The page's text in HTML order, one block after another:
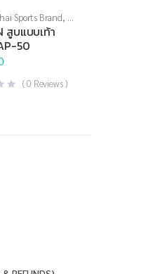
Sports Brand, ที่
รณ์สนาม
สูบแบบเท้า
50
(0 Reviews )